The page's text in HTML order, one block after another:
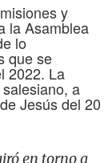
y
la Asamblea
lo
que se
2022. La
a
Jesús del 20
en torno a